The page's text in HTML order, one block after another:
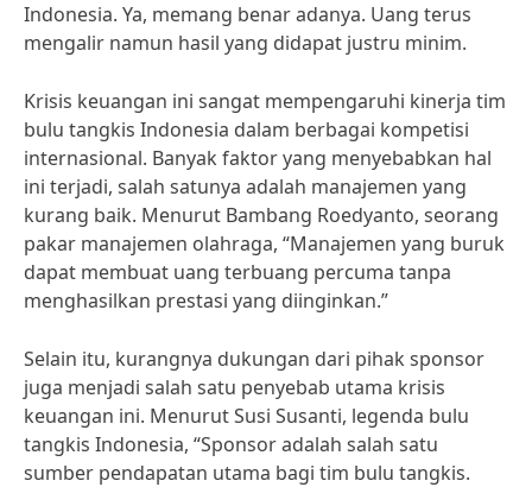
Indonesia. Ya, memang benar adanya. Uang terus
mengalir namun hasil yang didapat justru minim.
Krisis keuangan ini sangat mempengaruhi kinerja tim
bulu tangkis Indonesia dalam berbagai kompetisi
internasional. Banyak faktor yang menyebabkan hal
ini terjadi, salah satunya adalah manajemen yang
kurang baik. Menurut Bambang Roedyanto, seorang
pakar manajemen olahraga, “Manajemen yang buruk
dapat membuat uang terbuang percuma tanpa
menghasilkan prestasi yang diinginkan.”
Selain itu, kurangnya dukungan dari pihak sponsor
juga menjadi salah satu penyebab utama krisis
keuangan ini. Menurut Susi Susanti, legenda bulu
tangkis Indonesia, “Sponsor adalah salah satu
sumber pendapatan utama bagi tim bulu tangkis.